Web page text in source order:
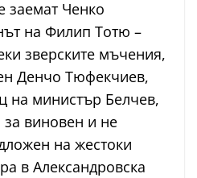
заемат Ченко
на Филип Тотю –
зверските мъчения,
Денчо Тюфекчиев,
на министър Белчев,
за виновен и не
на жестоки
в Александровска